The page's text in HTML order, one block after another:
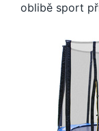
oblibě sport